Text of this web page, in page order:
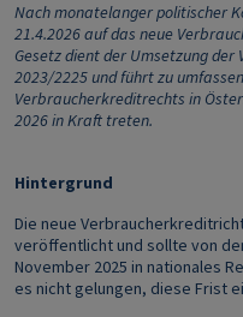
Nach monatelanger politischer
21.4.2026 auf das neue
Gesetz dient der Umsetzung
2023/2225 und führt zu
Verbraucherkreditrechts in
2026 in Kraft treten.
Hintergrund
Die neue
veröffentlicht und sollte von
November 2025 in nationales
es nicht gelungen, diese Frist